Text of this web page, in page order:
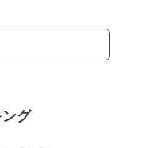
グ